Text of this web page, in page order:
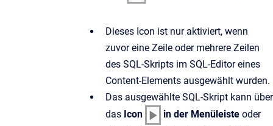
Dieses Icon ist nur aktiviert, wenn
zuvor eine Zeile oder mehrere Zeilen
des SQL-Skripts im SQL-Editor eines
Content-Elements ausgewählt wurden.
Das ausgewählte SQL-Skript kann über
das Icon in der Menüleiste oder